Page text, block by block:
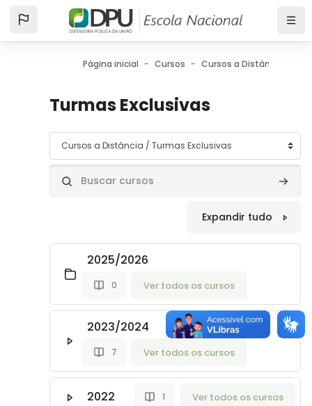
Ir para o conteúdo principal
Página inicial Cursos Cursos a Distância
Turmas Exclusivas
Categorias de Cursos
Buscar cursos
Expandir tudo
2025/2026
0 Ver todos os cursos
2023/2024
7 Ver todos os cursos
2022 1 Ver todos os cursos